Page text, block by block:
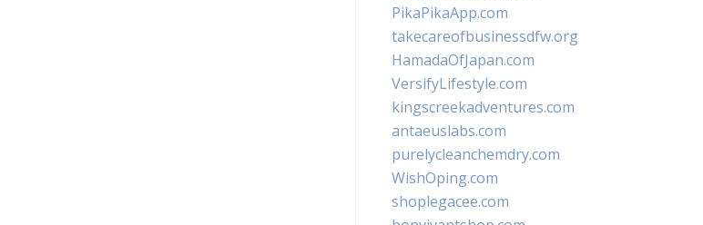
PikaPikaApp.com
takecareofbusinessdfw.org
HamadaOfJapan.com
VersifyLifestyle.com
kingscreekadventures.com
antaeuslabs.com
purelycleanchemdry.com
WishOping.com
shoplegacee.com